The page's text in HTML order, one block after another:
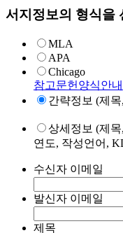
서지정보의 형식을
MLA
APA
Chicago
참고문헌양식안내
간략정보 (제
상세정보 (제
연도, 작성언어,
수신자 이메일
발신자 이메일
제목